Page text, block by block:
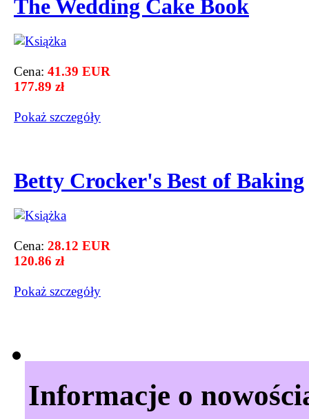
The Wedding Cake Book
Cena: 41.39 EUR
177.89 zł
Pokaż szczegόły
Betty Crocker's Best of Baking
Cena: 28.12 EUR
120.86 zł
Pokaż szczegόły
Informacje o